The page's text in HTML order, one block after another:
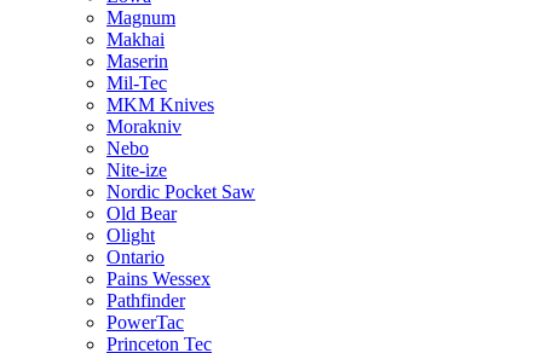
Magnum
Makhai
Maserin
Mil-Tec
MKM Knives
Morakniv
Nebo
Nite-ize
Nordic Pocket Saw
Old Bear
Olight
Ontario
Pains Wessex
Pathfinder
PowerTac
Princeton Tec